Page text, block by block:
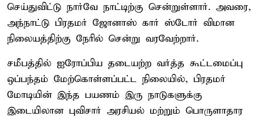
செய்துவிட்டு நார்வே நாட்டிற்கு சென்றுள்ளார். அவரை,
அந்நாட்டு பிரதமர் ஜோனாஸ் கார் ஸ்டோர் விமான
நிலையத்திற்கு நேரில் சென்று வரவேற்றார்.
சமீபத்தில் ஐரோப்பிய தடையற்ற வர்த்த கூட்டமைப்பு
ஒப்பந்தம் மேற்கொள்ளப்பட்ட நிலையில், பிரதமர்
மோடியின் இந்த பயணம் இரு நாடுகளுக்கு
இடையிலான புவிசார் அரசியல் மற்றும் பொருளாதார